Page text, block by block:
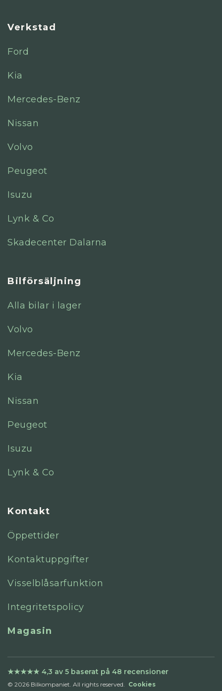
Verkstad
Ford
Kia
Mercedes-Benz
Nissan
Volvo
Peugeot
Isuzu
Lynk & Co
Skadecenter Dalarna
Bilförsäljning
Alla bilar i lager
Volvo
Mercedes-Benz
Kia
Nissan
Peugeot
Isuzu
Lynk & Co
Kontakt
Öppettider
Kontaktuppgifter
Visselblåsarfunktion
Integritetspolicy
Magasin
© 2026 Bilkompaniet. All rights reserved. Cookies